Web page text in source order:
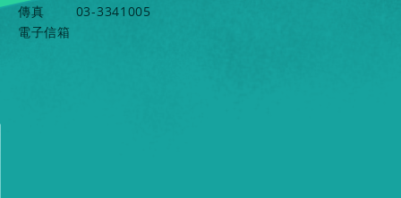
傳真
03-3341005
電子信箱